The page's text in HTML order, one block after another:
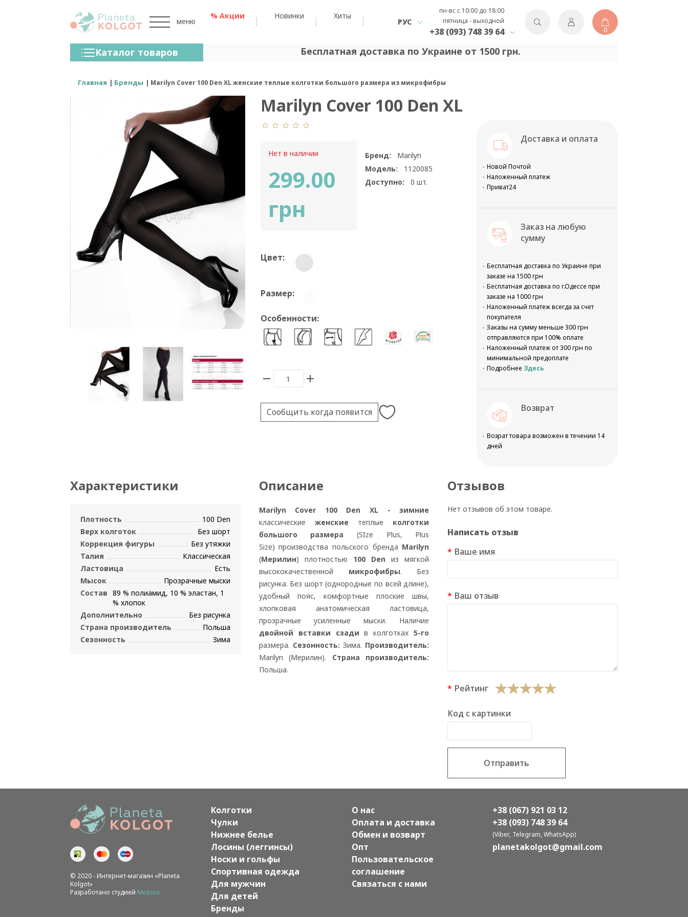
меню
% Акции Новинки Хиты
РУС
пн-вс с 10:00 до 18:00
пятница - выходной
+38 (093) 748 39 64 0
Каталог товаров
Колготки
Чулки
Нижнее Белье
Носки И Гольфы
Спортивная Одежда
Бесплатная доставка по Украине от 1500 грн.
Главная Бренды Marilyn Cover 100 Den XL женские теплые колготки большого размера из микрофибры
Marilyn Cover 100 Den XL
Нет в наличии
299.00
грн
Бренд:
Marilyn
Модель:
1120085
Доступно:
0 шт.
Цвет:
Размер:
Особенности:
Сообщить когда появится
Доставка и оплата
Новой Почтой
Наложенный платеж
Приват24
Заказ на любую
сумму
Бесплатная доставка по Украине при
заказе на 1500 грн
Бесплатная доставка по г.Одессе при
заказе на 1000 грн
Наложенный платеж всегда за счет
покупателя
Заказы на сумму меньше 300 грн
отправляются при 100% оплате
Наложенный платеж от 300 грн по
минимальной предоплате
Подробнее Здесь
Возврат
Возрат товара возможен в течении 14
дней
Характеристики
Плотность
100 Den
Верх колготок
Без шорт
Коррекция фигуры
Без утяжки
Талия
Классическая
Ластовица
Есть
Мысок
Прозрачные мыски
Состав 89 % полиамид, 10 % эластан, 1
% хлопок
Дополнительно
Без рисунка
Страна производитель
Польша
Сезонность
Зима
Описание
Marilyn Cover 100 Den XL - зимние
классические женские теплые колготки
большого размера (SIze Plus, Plus
Size) производства польского бренда Marilyn
(Мерилин) плотностью 100 Den из мягкой
высококачественной микрофибры. Без
рисунка. Без шорт (однородные по всей длине),
удобный пояс, комфортные плоские швы,
хлопковая анатомическая ластовица,
прозрачные усиленные мыски. Наличие
двойной вставки сзади в колготках 5-го
размера. Сезонность: Зима. Производитель:
Marilyn (Мерилин). Страна производитель:
Польша.
Отзывов
Нет отзывов об этом товаре.
Написать отзыв
Ваше имя
Ваш отзыв
Рейтинг
Код с картинки
Отправить
© 2020 - Интернет-магазин «Planeta
Kolgot»
Разработано студией Mobios.
Колготки
Чулки
Нижнее белье
Лосины (леггинсы)
Носки и гольфы
Спортивная одежда
Для мужчин
Для детей
Бренды
О нас
Оплата и доставка
Обмен и возварт
Опт
Пользовательское
соглашение
Связаться с нами
+38 (067) 921 03 12
+38 (093) 748 39 64
(Viber, Telegram, WhatsApp)
planetakolgot@gmail.com